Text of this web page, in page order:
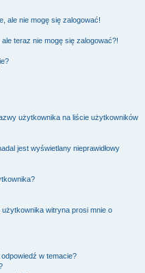
ale nie mogę się zalogować!
teraz nie mogę się zalogować?!
użytkownika na liście użytkowników
jest wyświetlany nieprawidłowy
użytkownika witryna prosi mnie o
w temacie?